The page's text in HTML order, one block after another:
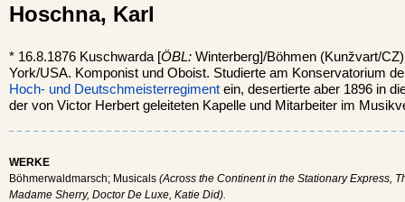
Hoschna, Karl
* 16.8.1876 Kuschwarda [ÖBL: Winterberg]/Böhmen (Kunžvart/
York/USA. Komponist und Oboist. Studierte am Konservatorium
Hoch- und Deutschmeisterregiment ein, desertierte aber 1896 in
der von Victor Herbert geleiteten Kapelle und Mitarbeiter im
WERKE
Böhmerwaldmarsch; Musicals (Across the Continent in the Stationary Express,
Madame Sherry, Doctor De Luxe, Katie Did).